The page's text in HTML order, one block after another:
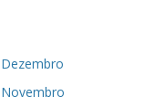
Dezembro
Novembro